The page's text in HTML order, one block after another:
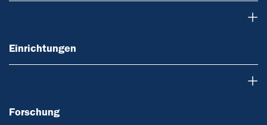
Einrichtungen
Forschung